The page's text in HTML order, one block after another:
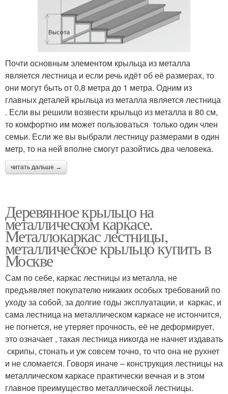
Почти основным элементом крыльца из металла
является лестница и если речь идёт об её размерах, то
они могут быть от 0,8 метра до 1 метра. Одним из
главных деталей крыльца из металла является лестница
. Если вы решили возвести крыльцо из металла в 80 см,
то комфортно им может пользоваться только один член
семьи. Если же вы выбрали лестницу размерами в один
метр, то на ней вполне смогут разойтись два человека.
читать дальше →
Деревянное крыльцо на
металлическом каркасе.
Металлокаркас лестницы,
металлическое крыльцо купить в
Москве
Сам по себе, каркас лестницы из металла, не
предъявляет покупателю никаких особых требований по
уходу за собой, за долгие годы эксплуатации, и каркас, и
сама лестница на металлическом каркасе не истончится,
не погнется, не утеряет прочность, её не деформирует,
это означает , такая лестница никогда не начнет издавать
скрипы, стонать и уж совсем точно, то что она не рухнет
и не сломается. Говоря иначе – конструкция лестницы на
металлическом каркасе практически вечная и в этом
главное преимущество металлической лестницы.